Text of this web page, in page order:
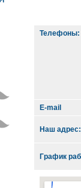
Телефоны:
E-mail
Наш адрес:
График